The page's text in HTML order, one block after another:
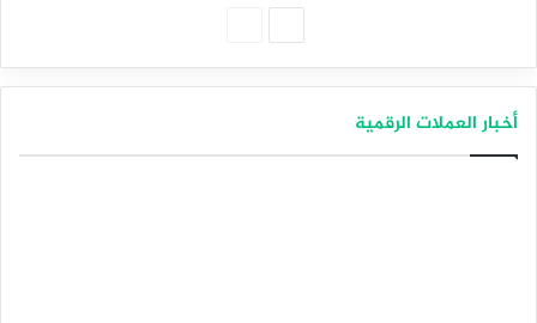
أخبار العملات الرقمية